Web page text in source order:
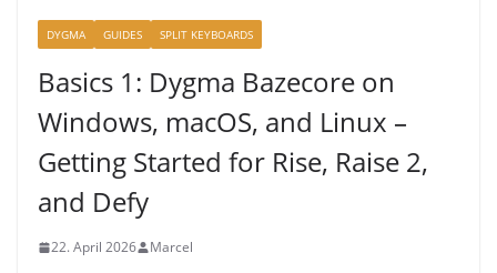
DYGMA GUIDES SPLIT KEYBOARDS
Basics 1: Dygma Bazecore on
Windows, macOS, and Linux –
Getting Started for Rise, Raise 2,
and Defy
22. April 2026 Marcel